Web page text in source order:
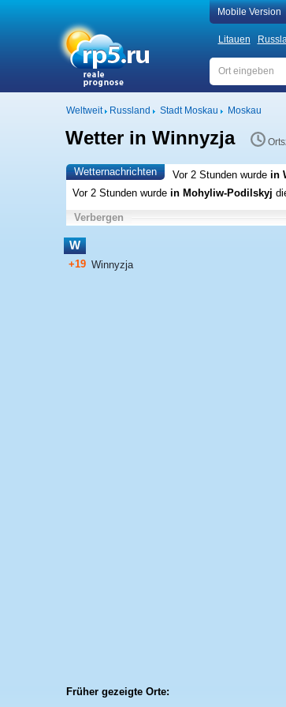
Mobile Version
Litauen
Weltweit Russland Stadt Moskau Moskau
Wetter in Winnyzja
Wetternachrichten Vor 2 Stunden wurde in
Vor 2 Stunden wurde in Mohyliw-Podilskyj
Verbergen
W
+19 Winnyzja
Früher gezeigte Orte: